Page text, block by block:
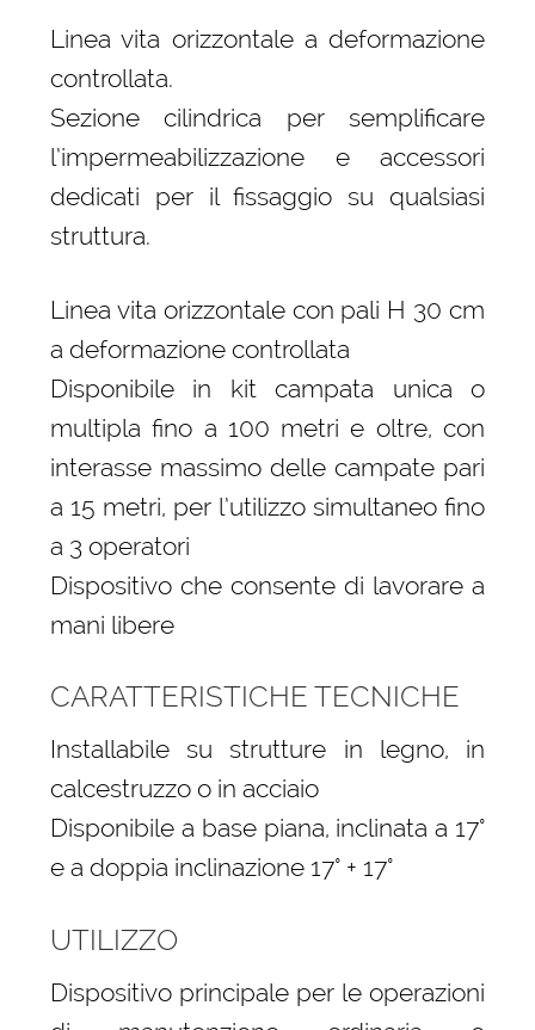
Linea vita orizzontale a deformazione
controllata.
Sezione cilindrica per semplificare
l’impermeabilizzazione e accessori
dedicati per il fissaggio su qualsiasi
struttura.
Linea vita orizzontale con pali H 30 cm
a deformazione controllata
Disponibile in kit campata unica o
multipla fino a 100 metri e oltre, con
interasse massimo delle campate pari
a 15 metri, per l’utilizzo simultaneo fino
a 3 operatori
Dispositivo che consente di lavorare a
mani libere
CARATTERISTICHE TECNICHE
Installabile su strutture in legno, in
calcestruzzo o in acciaio
Disponibile a base piana, inclinata a 17°
e a doppia inclinazione 17° + 17°
UTILIZZO
Dispositivo principale per le operazioni